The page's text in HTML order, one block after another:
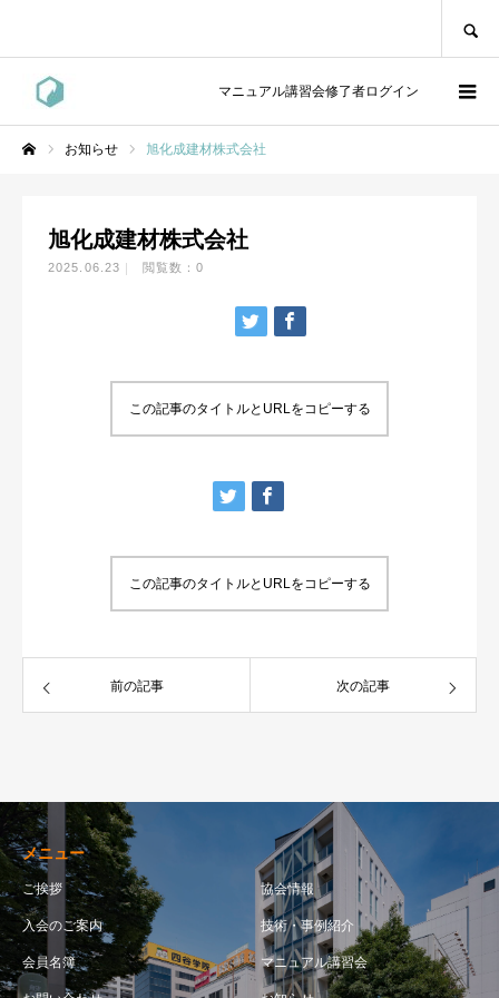
マニュアル講習会修了者ログイン
お知らせ 旭化成建材株式会社
旭化成建材株式会社
2025.06.23 閲覧数：0
この記事のタイトルとURLをコピーする
この記事のタイトルとURLをコピーする
前の記事 次の記事
メニュー
ご挨拶 協会情報
入会のご案内 技術・事例紹介
会員名簿 マニュアル講習会